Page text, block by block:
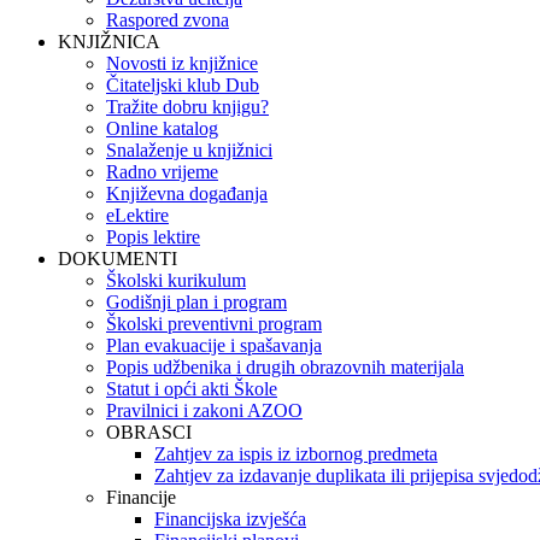
Raspored zvona
KNJIŽNICA
Novosti iz knjižnice
Čitateljski klub Dub
Tražite dobru knjigu?
Online katalog
Snalaženje u knjižnici
Radno vrijeme
Književna događanja
eLektire
Popis lektire
DOKUMENTI
Školski kurikulum
Godišnji plan i program
Školski preventivni program
Plan evakuacije i spašavanja
Popis udžbenika i drugih obrazovnih materijala
Statut i opći akti Škole
Pravilnici i zakoni AZOO
OBRASCI
Zahtjev za ispis iz izbornog predmeta
Zahtjev za izdavanje duplikata ili prijepisa
Financije
Financijska izvješća